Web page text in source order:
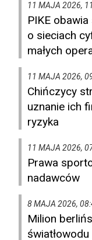
11 MAJA 2026,
PIKE
o sieciach
małych
11 MAJA 2026,
Chińczycy
uznanie ich
ryzyka
11 MAJA 2026,
Prawa
nadawców
8 MAJA 2026,
Milion